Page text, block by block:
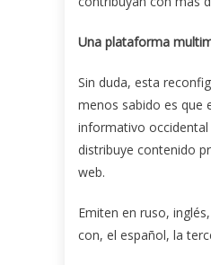
Una plataforma
Sin duda, esta
menos sabido es que
informativo occidental
distribuye contenido
web.
Emiten en ruso,
con, el español, la